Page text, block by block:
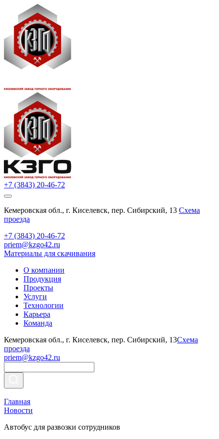
+7 (3843) 20-46-72
Кемеровская обл., г. Киселевск, пер. Сибирский, 13 Схема
проезда
+7 (3843) 20-46-72
priem@kzgo42.ru
Материалы для скачивания
О компании
Продукция
Проекты
Услуги
Технологии
Карьера
Команда
Кемеровская обл., г. Киселевск, пер. Сибирский, 13Схема
проезда
priem@kzgo42.ru
Главная
Новости
Автобус для развозки сотрудников